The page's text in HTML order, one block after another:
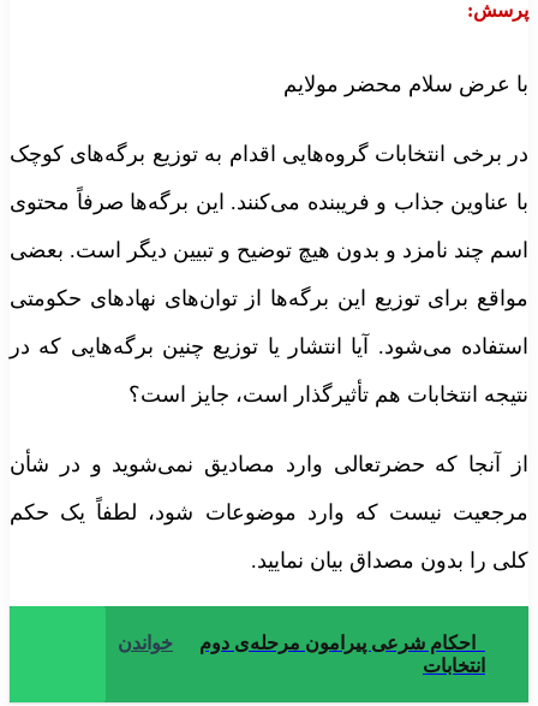
عرض سلام محضر مولایم
برخی انتخابات گروه‌هایی اقدام به توزیع برگه‌های کوچک
عناوین جذاب و فریبنده می‌کنند. این برگه‌ها صرفاً محتوی
چند نامزد و بدون هیچ توضیح و تبیین دیگر است. بعضی
برای توزیع این برگه‌ها از توان‌های نهادهای حکومتی
می‌شود. آیا انتشار یا توزیع چنین برگه‌هایی که در
انتخابات هم تأثیرگذار است، جایز است؟
آنجا که حضرتعالی وارد مصادیق نمی‌شوید و در شأن
نیست که وارد موضوعات شود، لطفاً یک حکم
را بدون مصداق بیان نمایید.
خواندن
احکام شرعی پیرامون مرحله‌ی دوم
انتخابات